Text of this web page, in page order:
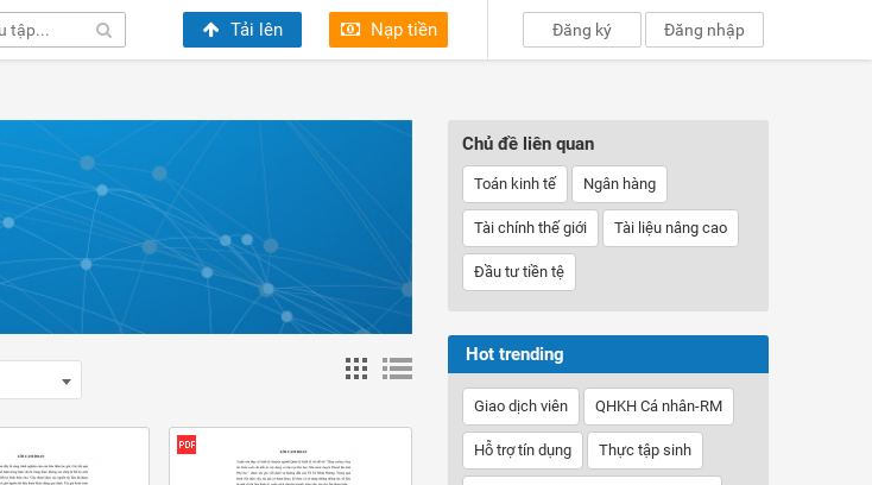
Tải lên Nạp tiền Đăng ký Đăng nhập
Chủ đề liên quan
Toán kinh tế Ngân hàng
Tài chính thế giới Tài liệu nâng cao
Đầu tư tiền tệ
Hot trending
Giao dịch viên QHKH Cá nhân-RM
Hỗ trợ tín dụng Thực tập sinh